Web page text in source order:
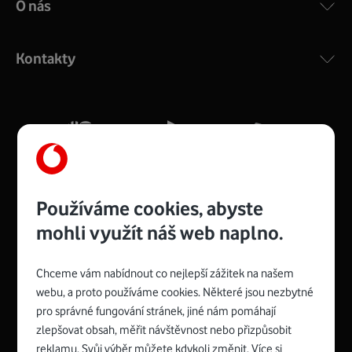
COMPAL CH7465VF
silný signál pro celou domácnost. Kompaktní rozměry 21
Více o COMPAL CH7465VF
Zyxel VMG8623-T50B:
Rozměry modemu jsou 16 x 22 x 7,5 cm (včetně stojánku)
Spojte se s Vodafonem
O nás
Kontakty
Používáme cookies, abyste
mohli využít náš web naplno.
Chceme vám nabídnout co nejlepší zážitek na našem
webu, a proto používáme cookies. Některé jsou nezbytné
pro správné fungování stránek, jiné nám pomáhají
zlepšovat obsah, měřit návštěvnost nebo přizpůsobit
reklamu. Svůj výběr můžete kdykoli změnit. Více si